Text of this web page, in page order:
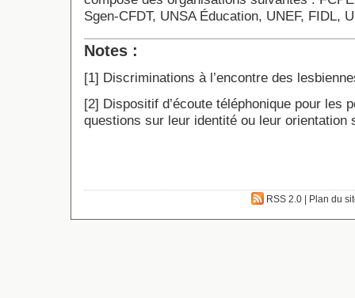
Sgen-CFDT, UNSA Éducation, UNEF, FIDL,
Notes :
[1] Discriminations à l’encontre des
[2] Dispositif d’écoute téléphonique pour les
questions sur leur identité ou leur orientation
RSS 2.0 | Plan du